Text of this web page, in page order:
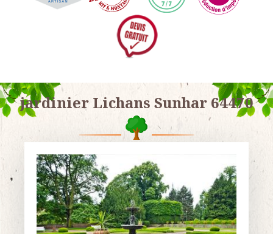
jardinier Lichans Sunhar 64470